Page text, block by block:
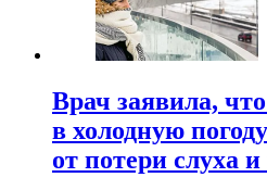
Врач заявила,
в холодную
от потери слуха